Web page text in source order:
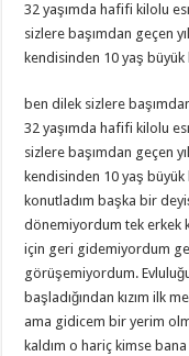
32 yaşımda hafifi kilolu
sizlere başımdan geçen
kendisinden 10 yaş
ben dilek sizlere
32 yaşımda hafifi kilolu
sizlere başımdan geçen
kendisinden 10 yaş
konutladım başka bir
dönemiyordum tek erkek
için geri gidemiyordum
görüşemiyordum.
başladığından kızım ilk
ama gidicem bir yerim
kaldım o hariç kimse